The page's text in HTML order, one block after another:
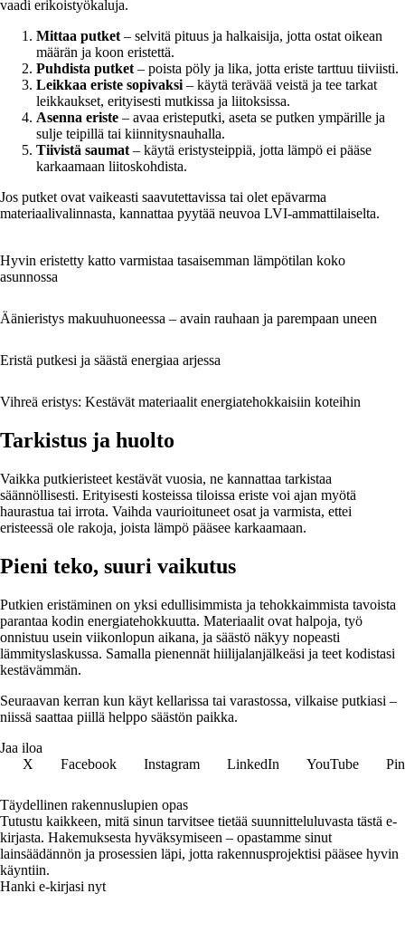
vaadi erikoistyökaluja.
Mittaa putket – selvitä pituus ja halkaisija, jotta ostat oikean
määrän ja koon eristettä.
Puhdista putket – poista pöly ja lika, jotta eriste tarttuu tiiviisti.
Leikkaa eriste sopivaksi – käytä terävää veistä ja tee tarkat
leikkaukset, erityisesti mutkissa ja liitoksissa.
Asenna eriste – avaa eristeputki, aseta se putken ympärille ja
sulje teipillä tai kiinnitysnauhalla.
Tiivistä saumat – käytä eristysteippiä, jotta lämpö ei pääse
karkaamaan liitoskohdista.
Jos putket ovat vaikeasti saavutettavissa tai olet epävarma
materiaalivalinnasta, kannattaa pyytää neuvoa LVI-ammattilaiselta.
Hyvin eristetty katto varmistaa tasaisemman lämpötilan koko
asunnossa
Äänieristys makuuhuoneessa – avain rauhaan ja parempaan uneen
Eristä putkesi ja säästä energiaa arjessa
Vihreä eristys: Kestävät materiaalit energiatehokkaisiin koteihin
Tarkistus ja huolto
Vaikka putkieristeet kestävät vuosia, ne kannattaa tarkistaa
säännöllisesti. Erityisesti kosteissa tiloissa eriste voi ajan myötä
haurastua tai irrota. Vaihda vaurioituneet osat ja varmista, ettei
eristeessä ole rakoja, joista lämpö pääsee karkaamaan.
Pieni teko, suuri vaikutus
Putkien eristäminen on yksi edullisimmista ja tehokkaimmista tavoista
parantaa kodin energiatehokkuutta. Materiaalit ovat halpoja, työ
onnistuu usein viikonlopun aikana, ja säästö näkyy nopeasti
lämmityslaskussa. Samalla pienennät hiilijalanjälkeäsi ja teet kodistasi
kestävämmän.
Seuraavan kerran kun käyt kellarissa tai varastossa, vilkaise putkiasi –
niissä saattaa piillä helppo säästön paikka.
Jaa iloa
X
Facebook Instagram LinkedIn YouTube
Täydellinen rakennuslupien opas
Tutustu kaikkeen, mitä sinun tarvitsee tietää suunnitteluluvasta tästä e-
kirjasta. Hakemuksesta hyväksymiseen – opastamme sinut
lainsäädännön ja prosessien läpi, jotta rakennusprojektisi pääsee hyvin
käyntiin.
Hanki e-kirjasi nyt